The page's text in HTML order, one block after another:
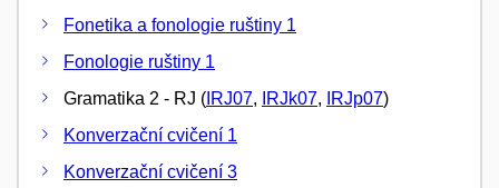
Fonetika a fonologie ruštiny 1
Fonologie ruštiny 1
Gramatika 2 - RJ ( IRJ07, IRJk07, IRJp07)
Konverzační cvičení 1
Konverzační cvičení 3